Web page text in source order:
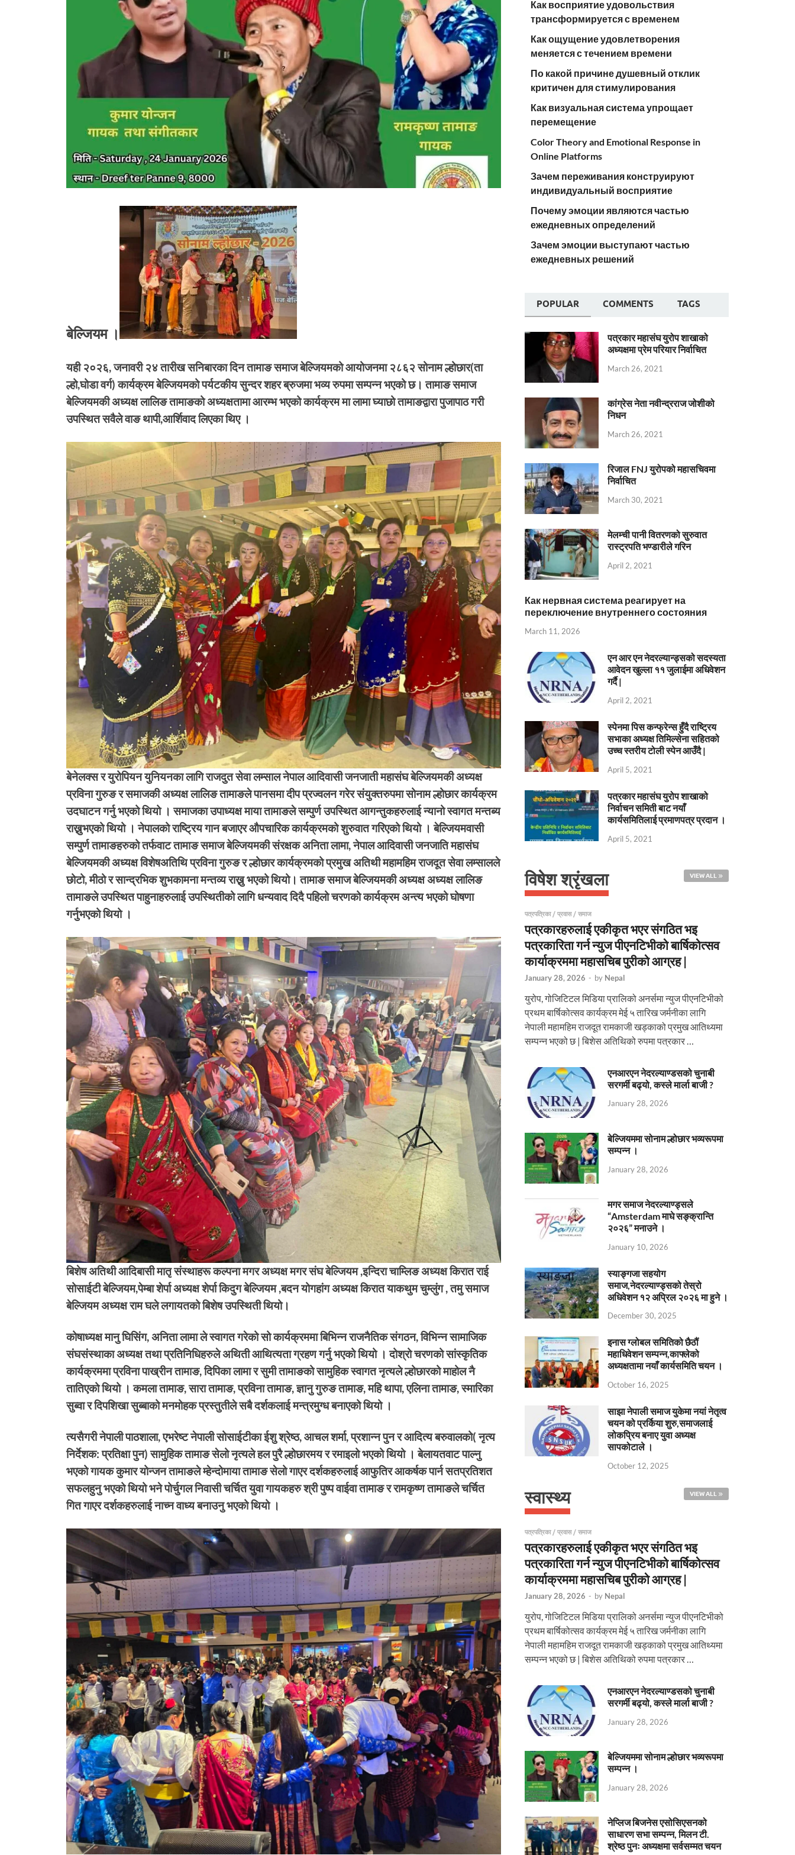
बेल्जियम ।
यही २०२६, जनावरी २४ तारीख सनिबारका दिन तामाङ समाज बेल्जियमको आयोजनमा २८६२ सोनाम ल्होछार(ता
ल्हो,घोडा वर्ग) कार्यक्रम बेल्जियमको पर्यटकीय सुन्दर शहर ब्रुजमा भव्य रुपमा सम्पन्न भएको छ। तामाङ समाज
बेल्जियमकी अध्यक्ष लालिङ तामाङको अध्यक्षतामा आरम्भ भएको कार्यक्रम मा लामा घ्याछो तामाङद्वारा पुजापाठ गरी
उपस्थित सवैले वाङ थापी,आर्शिवाद लिएका थिए ।
बेनेलक्स र युरोपियन युनियनका लागि राजदुत सेवा लम्साल नेपाल आदिवासी जनजाती महासंघ बेल्जियमकी अध्यक्ष
प्रविना गुरुङ र समाजकी अध्यक्ष लालिङ तामाङले पानसमा दीप प्रज्वलन गरेर संयुक्तरुपमा सोनाम ल्होछार कार्यक्रम
उदघाटन गर्नु भएको थियो । समाजका उपाध्यक्ष माया तामाङले सम्पुर्ण उपस्थित आगन्तुकहरुलाई न्यानो स्वागत मन्तब्य
राख्नुभएको थियो । नेपालको राष्ट्रिय गान बजाएर औपचारिक कार्यक्रमको शुरुवात गरिएको थियो । बेल्जियमवासी
सम्पुर्ण तामाङहरुको तर्फवाट तामाङ समाज बेल्जियमकी संरक्षक अनिता लामा, नेपाल आदिवासी जनजाति महासंघ
बेल्जियमकी अध्यक्ष विशेषअतिथि प्रविना गुरुङ र ल्होछार कार्यक्रमको प्रमुख अतिथी महामहिम राजदूत सेवा लम्सालले
छोटो, मीठो र सान्द्रभिक शुभकामना मन्तव्य राख्नु भएको थियो। तामाङ समाज बेल्जियमकी अध्यक्ष अध्यक्ष लालिङ
तामाङले उपस्थित पाहुनाहरुलाई उपस्थितीको लागि धन्यवाद दिदै पहिलो चरणको कार्यक्रम अन्त्य भएको घोषणा
गर्नुभएको थियो ।
बिशेष अतिथी आदिबासी मातृ संस्थाहरू कल्पना मगर अध्यक्ष मगर संघ बेल्जियम ,इन्दिरा चाम्लिङ अध्यक्ष किरात राई
सोसाईटी बेल्जियम,पेम्बा शेर्पा अध्यक्ष शेर्पा किदुग बेल्जियम ,बदन योगहांग अध्यक्ष किरात याकथुम चुम्लुंग , तमु समाज
बेल्जियम अध्यक्ष राम घले लगायतको बिशेष उपस्थिती थियो।
कोषाध्यक्ष मानु घिसिंग, अनिता लामा ले स्वागत गरेको सो कार्यक्रममा बिभिन्न राजनैतिक संगठन, विभिन्न सामाजिक
संघसंस्थाका अध्यक्ष तथा प्रतिनिधिहरुले अथिती आथित्यता ग्रहण गर्नु भएको थियो । दोश्रो चरणको सांस्कृतिक
कार्यक्रममा प्रविना पाख्रीन तामाङ, दिपिका लामा र सुमी तामाङको सामुहिक स्वागत नृत्यले ल्होछारको माहोल नै
तातिएको थियो । कमला तामाङ, सारा तामाङ, प्रविना तामाङ, ज्ञानु गुरुङ तामाङ, महि थापा, एलिना तामाङ, स्मारिका
सुब्वा र दिपशिखा सुब्बाको मनमोहक प्रस्तुतीले सबै दर्शकलाई मन्त्रमुग्ध बनाएको थियो ।
त्यसैगरी नेपाली पाठशाला, एभरेष्ट नेपाली सोसाईटीका ईशु श्रेष्ठ, आचल शर्मा, प्रशान्न पुन र आदित्य बरुवालको( नृत्य
निर्देशक: प्रतिक्षा पुन) सामुहिक तामाङ सेलो नृत्यले हल पुरै ल्होछारमय र रमाइलो भएको थियो । बेलायतवाट पाल्नु
भएको गायक कुमार योन्जन तामाङले म्हेन्दोमाया तामाङ सेलो गाएर दर्शकहरुलाई आफुतिर आकर्षक पार्न सतप्रतिशत
सफलहुनु भएको थियो भने पोर्चुगल निवासी चर्चित युवा गायकहरु श्री पुष्प वाईवा तामाङ र रामकृष्ण तामाङले चर्चित
गित गाएर दर्शकहरुलाई नाच्न वाध्य बनाउनु भएको थियो ।
Как восприятие удовольствия
трансформируется с временем
Как ощущение удовлетворения
меняется с течением времени
По какой причине душевный отклик
критичен для стимулирования
Как визуальная система упрощает
перемещение
Color Theory and Emotional Response in
Online Platforms
Зачем переживания конструируют
индивидуальный восприятие
Почему эмоции являются частью
ежедневных определений
Зачем эмоции выступают частью
ежедневных решений
POPULAR COMMENTS TAGS
पत्रकार महासंघ युरोप शाखाको
अध्यक्षमा प्रेम परियार निर्वाचित
March 26, 2021
कांग्रेस नेता नवीन्द्रराज जोशीको
निधन
March 26, 2021
रिजाल FNJ युरोपको महासचिवमा
निर्वाचित
March 30, 2021
मेलम्ची पानी वितरणको सुरुवात
रास्ट्रपति भण्डारीले गरिन
April 2, 2021
Как нервная система реагирует на
переключение внутреннего состояния
March 11, 2026
एन आर एन नेदरल्यान्ड्सको सदस्यता
आवेदन खुल्ला ११ जुलाईमा अधिवेशन
गर्दै |
April 2, 2021
स्पेनमा पिस कन्फ्रेन्स हुँदै राष्ट्रिय
सभाका अध्यक्ष तिमिल्सेना सहितको
उच्च स्तरीय टोली स्पेन आउँदै |
April 5, 2021
पत्रकार महासंघ युरोप शाखाको
निर्वाचन समिती बाट नयाँ
कार्यसमितिलाई प्रमाणपत्र प्रदान ।
April 5, 2021
विषेश श्रृंखला VIEW ALL
पत्रपत्रिका/प्रवास/समाज
पत्रकारहरुलाई एकीकृत भएर संगठित भइ
पत्रकारिता गर्न न्युज पीएनटिभीको बार्षिकोत्सव
कार्याक्रममा महासचिब पुरीको आग्रह |
January 28, 2026 - by Nepal
युरोप, गोजिटिटल मिडिया प्रालिको अनर्समा न्युज पीएनटिभीको
प्रथम बार्षिकोत्सव कार्यक्रम मेई ५ तारिख जर्मनीका लागि
नेपाली महामहिम राजदूत रामकाजी खड्काको प्रमुख आतिथ्यमा
सम्पन्न भएको छ | बिशेस अतिथिको रुपमा पत्रकार …
एनआरएन नेदरल्याण्डसको चुनाबी
सरगर्मी बढ्यो, कस्ले मार्ला बाजी ?
January 28, 2026
बेल्जियममा सोनाम ल्होछार भव्यरूपमा
सम्पन्न ।
January 28, 2026
मगर समाज नेदरल्याण्ड्सले
“Amsterdam माघे सङ्क्रान्ति
२०२६” मनाउने ।
January 10, 2026
स्याङ्गजा सहयोग
समाज,नेदरल्याण्ड्सको तेस्रो
अधिवेशन १२ अप्रिल २०२६ मा हुने ।
December 30, 2025
इनास ग्लोबल समितिको छैठौं
महाधिवेशन सम्पन्न,काफ्लेको
अध्यक्षतामा नयाँ कार्यसमिति चयन ।
October 16, 2025
साझा नेपाली समाज युकेमा नयां नेतृत्व
चयन को प्रर्किया शुरु,समाजलाई
लोकप्रिय बनाए युवा अध्यक्ष
सापकोटाले ।
October 12, 2025
स्वास्थ्य VIEW ALL
पत्रपत्रिका/प्रवास/समाज
पत्रकारहरुलाई एकीकृत भएर संगठित भइ
पत्रकारिता गर्न न्युज पीएनटिभीको बार्षिकोत्सव
कार्याक्रममा महासचिब पुरीको आग्रह |
January 28, 2026 - by Nepal
युरोप, गोजिटिटल मिडिया प्रालिको अनर्समा न्युज पीएनटिभीको
प्रथम बार्षिकोत्सव कार्यक्रम मेई ५ तारिख जर्मनीका लागि
नेपाली महामहिम राजदूत रामकाजी खड्काको प्रमुख आतिथ्यमा
सम्पन्न भएको छ | बिशेस अतिथिको रुपमा पत्रकार …
एनआरएन नेदरल्याण्डसको चुनाबी
सरगर्मी बढ्यो, कस्ले मार्ला बाजी ?
January 28, 2026
बेल्जियममा सोनाम ल्होछार भव्यरूपमा
सम्पन्न ।
January 28, 2026
नेप्लिज बिजनेस एसोसिएसनको
साधारण सभा सम्पन्न, मिलन टी.
श्रेष्ठ पुनः अध्यक्षमा सर्वसम्मत चयन